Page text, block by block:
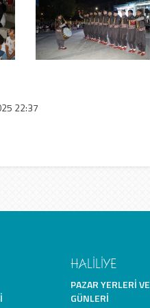
22:37
HALİLİYE
PAZAR YERLERI VE
GÜNLERI